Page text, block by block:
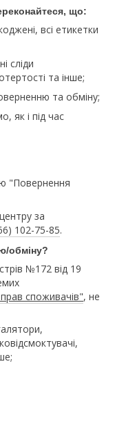
що:
всі етикетки
сліди
та інше;
та обміну;
як і під час
"Повернення
за
102-75-85.
обміну?
№172 від 19
споживачів", не